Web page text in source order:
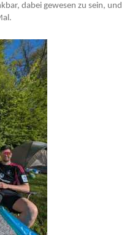
dabei gewesen zu sein, und